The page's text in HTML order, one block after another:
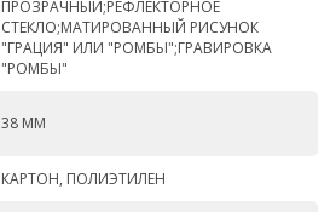
ПРОЗРАЧНЫЙ;РЕФЛЕКТОРНОЕ
СТЕКЛО;МАТИРОВАННЫЙ РИСУНОК
"ГРАЦИЯ" ИЛИ "РОМБЫ";ГРАВИРОВКА
"РОМБЫ"
38 ММ
КАРТОН, ПОЛИЭТИЛЕН